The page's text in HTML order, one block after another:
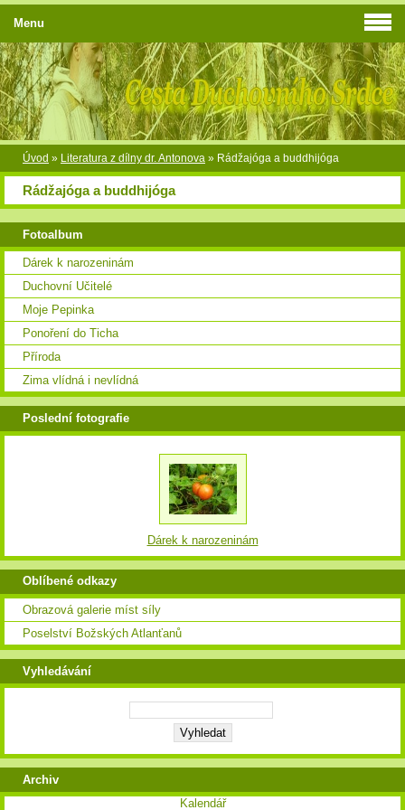
Úvod » Literatura z dílny dr. Antonova » Rádžajóga a buddhijóga
Rádžajóga a buddhijóga
Menu
Fotoalbum
Dárek k narozeninám
Duchovní Učitelé
Moje Pepinka
Ponoření do Ticha
Příroda
Zima vlídná i nevlídná
Poslední fotografie
Dárek k narozeninám
Oblíbené odkazy
Obrazová galerie míst síly
Poselství Božských Atlanťanů
Vyhledávání
Archiv
Kalendář